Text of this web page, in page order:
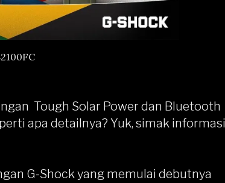
Tough Solar Power dan Bluetooth
apa detailnya? Yuk, simak informasi
G-Shock yang memulai debutnya